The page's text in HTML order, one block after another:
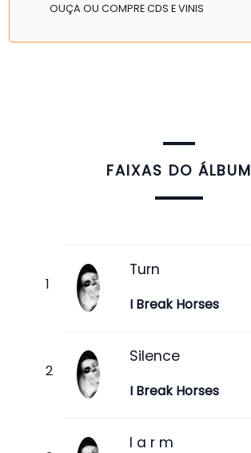
OUÇA OU COMPRE CDS E VINIS
FAIXAS DO ÁLBUM
Turn
I Break Horses
Silence
I Break Horses
l a r m